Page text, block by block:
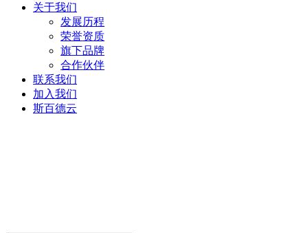
关于我们
发展历程
荣誉资质
旗下品牌
合作伙伴
联系我们
加入我们
斯百德云